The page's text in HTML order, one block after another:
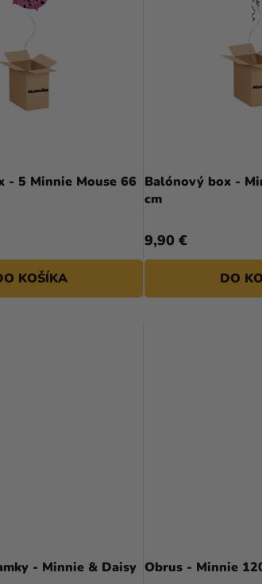
- 5 Minnie Mouse 66
KOŠÍKA
Balónový box -
cm
9,90 €
DO
- Minnie & Daisy Obrus - Minnie